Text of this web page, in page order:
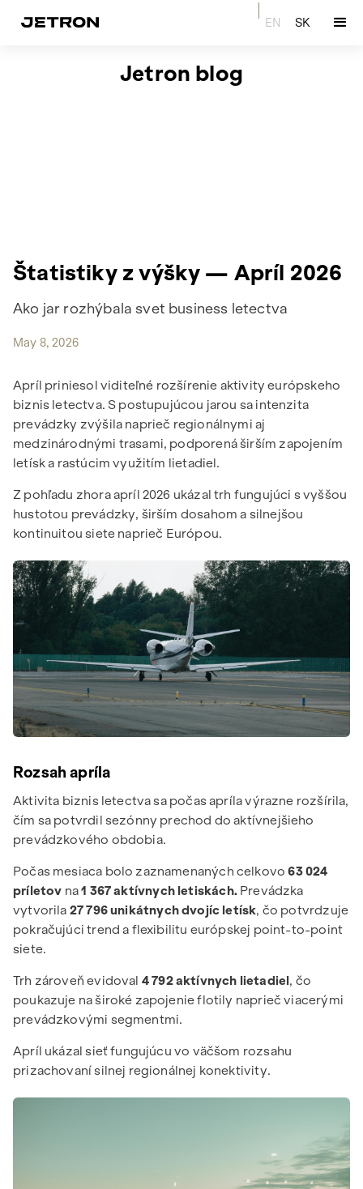
EN SK
Jetron blog
Štatistiky z výšky — Apríl 2026
Ako jar rozhýbala svet business letectva
May 8, 2026
Apríl priniesol viditeľné rozšírenie aktivity európskeho
biznis letectva. S postupujúcou jarou sa intenzita
prevádzky zvýšila naprieč regionálnymi aj
medzinárodnými trasami, podporená širším zapojením
letísk a rastúcim využitím lietadiel.
Z pohľadu zhora apríl 2026 ukázal trh fungujúci s vyššou
hustotou prevádzky, širším dosahom a silnejšou
kontinuitou siete naprieč Európou.
Rozsah apríla
Aktivita biznis letectva sa počas apríla výrazne rozšírila,
čím sa potvrdil sezónny prechod do aktívnejšieho
prevádzkového obdobia.
Počas mesiaca bolo zaznamenaných celkovo63 024
príletov na1 367 aktívnych letiskách.Prevádzka
vytvorila 27 796 unikátnych dvojíc letísk, čo potvrdzuje
pokračujúci trend a flexibilitu európskej point-to-point
siete.
Trh zároveň evidoval 4 792 aktívnych lietadiel, čo
poukazuje na široké zapojenie flotily naprieč viacerými
prevádzkovými segmentmi.
Apríl ukázal sieť fungujúcu vo väčšom rozsahu
prizachovaní silnej regionálnej konektivity.